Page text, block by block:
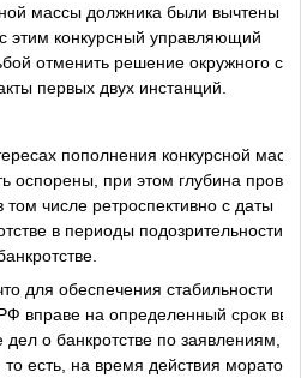
массы должника были вычтены
этим конкурсный управляющий
отменить решение окружного
первых двух инстанций.
пополнения конкурсной
оспорены, при этом глубина
том числе ретроспективно с даты
в периоды подозрительности,
для обеспечения стабильности
вправе на определенный срок
о банкротстве по заявлениям,
есть, на время действия